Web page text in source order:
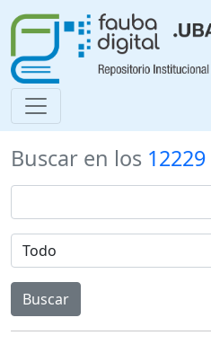
Buscar en los 12229